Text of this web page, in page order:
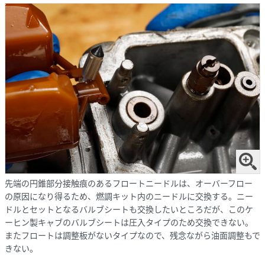
先端の円錐部分接触痕のあるフロートニードルは、オーバーフロー
の原因になり得るため、燃調キット内のニードルに交換する。ニー
ドルとセットとなるバルブシートも交換したいところだが、このケ
ーヒン製キャブのバルブシートは圧入タイプのため交換できない。
またフロートは調整板がないタイプなので、残念ながら油面調整もで
きない。